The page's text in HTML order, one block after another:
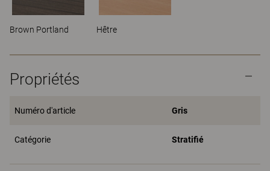
Brown Portland Hêtre
Propriétés
Numéro d'article Gris
Catégorie Stratifié